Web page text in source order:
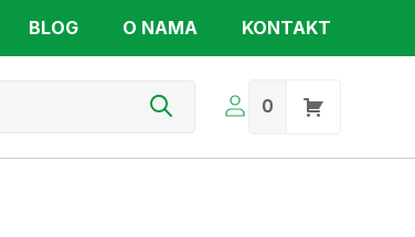
BLOG O NAMA KONTAKT
0